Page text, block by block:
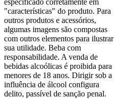
especificado corretamente em
"características" do produto. Para
outros produtos e acessórios,
algumas imagens são compostas
com outros elementos para ilustrar
sua utilidade. Beba com
responsabilidade. A venda de
bebidas alcoólicas é proibida para
menores de 18 anos. Dirigir sob a
influência de álcool configura
delito, passível de sanção penal.